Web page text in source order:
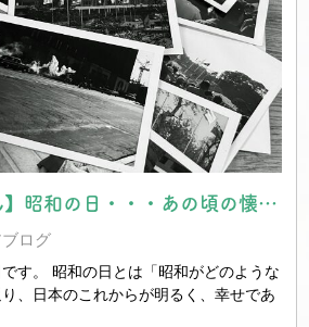
【ルチアきっちん】昭和の日・・・あの頃の懐かしい給食
ログ
す。 昭和の日とは「昭和がどのような
、日本のこれからが明るく、幸せであ